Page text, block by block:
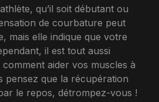
qu’il soit débutant ou
de courbature peut
mais elle indique que votre
il est tout aussi
aider vos muscles à
pensez que la récupération
le repos, détrompez-vous !